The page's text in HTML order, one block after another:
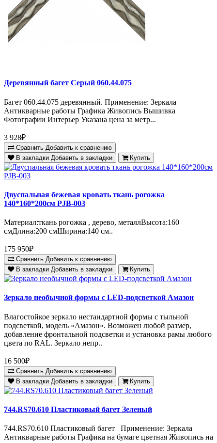
Деревянный багет Серый 060.44.075
Багет 060.44.075 деревянный. Применение: Зеркала
Антикварные работы Графика Живопись Вышивка
Фотографии Интерьер Указана цена за метр...
3 928₽
Сравнить Добавить к сравнению
В закладки Добавить в закладки Купить
Двуспальная бежевая кровать ткань рогожка
140*160*200см PJB-003
Материал:ткань рогожка , дерево, металлВысота:160
смДлина:200 смШирина:140 см..
175 950₽
Сравнить Добавить к сравнению
В закладки Добавить в закладки Купить
Зеркало необычной формы с LED-подсветкой Амазон
Влагостойкое зеркало нестандартной формы с тыльной
подсветкой, модель «Амазон». Возможен любой размер,
добавление фронтальной подсветки и установка рамы любого
цвета по RAL. Зеркало непр..
16 500₽
Сравнить Добавить к сравнению
В закладки Добавить в закладки Купить
744.RS70.610 Пластиковый багет Зеленый
744.RS70.610 Пластиковый багет Применение: Зеркала
Антикварные работы Графика на бумаге цветная Живопись на